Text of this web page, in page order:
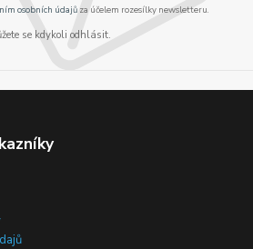
osobních údajůza účelem rozesílky newsletteru.
se kdykoli odhlásit.